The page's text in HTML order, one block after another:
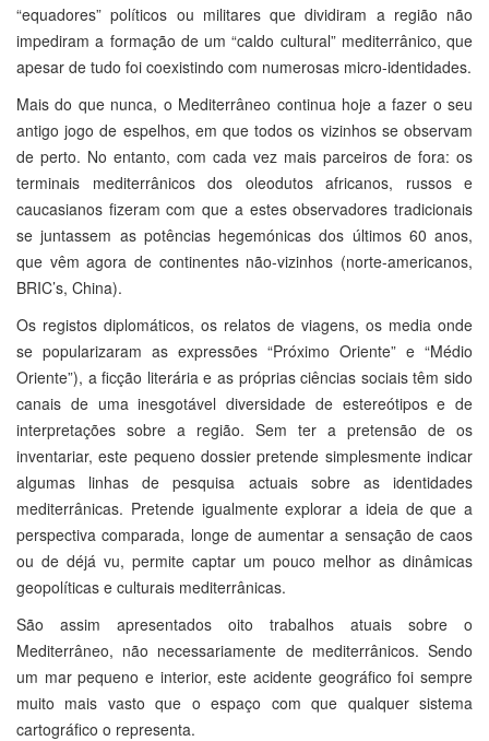
“equadores” políticos ou militares que dividiram a região não
impediram a formação de um “caldo cultural” mediterrânico, que
apesar de tudo foi coexistindo com numerosas micro-identidades.
Mais do que nunca, o Mediterrâneo continua hoje a fazer o seu
antigo jogo de espelhos, em que todos os vizinhos se observam
de perto. No entanto, com cada vez mais parceiros de fora: os
terminais mediterrânicos dos oleodutos africanos, russos e
caucasianos fizeram com que a estes observadores tradicionais
se juntassem as potências hegemónicas dos últimos 60 anos,
que vêm agora de continentes não-vizinhos (norte-americanos,
BRIC’s, China).
Os registos diplomáticos, os relatos de viagens, os media onde
se popularizaram as expressões “Próximo Oriente” e “Médio
Oriente”), a ficção literária e as próprias ciências sociais têm sido
canais de uma inesgotável diversidade de estereótipos e de
interpretações sobre a região. Sem ter a pretensão de os
inventariar, este pequeno dossier pretende simplesmente indicar
algumas linhas de pesquisa actuais sobre as identidades
mediterrânicas. Pretende igualmente explorar a ideia de que a
perspectiva comparada, longe de aumentar a sensação de caos
ou de déjá vu, permite captar um pouco melhor as dinâmicas
geopolíticas e culturais mediterrânicas.
São assim apresentados oito trabalhos atuais sobre o
Mediterrâneo, não necessariamente de mediterrânicos. Sendo
um mar pequeno e interior, este acidente geográfico foi sempre
muito mais vasto que o espaço com que qualquer sistema
cartográfico o representa.